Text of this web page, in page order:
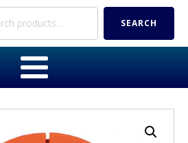
SEARCH